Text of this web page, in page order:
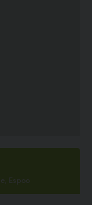
Espoo